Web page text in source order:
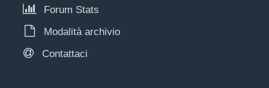
Forum Stats
Modalità archivio
Contattaci